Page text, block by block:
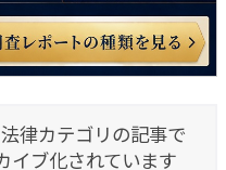
律カテゴリの記事で
イブ化されています